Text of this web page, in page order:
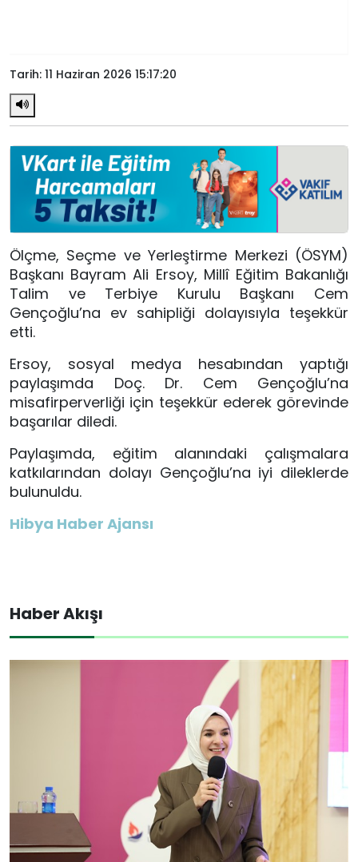
Tarih: 11 Haziran 2026 15:17:20
Ölçme, Seçme ve Yerleştirme Merkezi (ÖSYM)
Başkanı Bayram Ali Ersoy, Millî Eğitim Bakanlığı
Talim ve Terbiye Kurulu Başkanı Cem
Gençoğlu’na ev sahipliği dolayısıyla teşekkür
etti.
Ersoy, sosyal medya hesabından yaptığı
paylaşımda Doç. Dr. Cem Gençoğlu’na
misafirperverliği için teşekkür ederek görevinde
başarılar diledi.
Paylaşımda, eğitim alanındaki çalışmalara
katkılarından dolayı Gençoğlu’na iyi dileklerde
bulunuldu.
Hibya Haber Ajansı
Haber Akışı